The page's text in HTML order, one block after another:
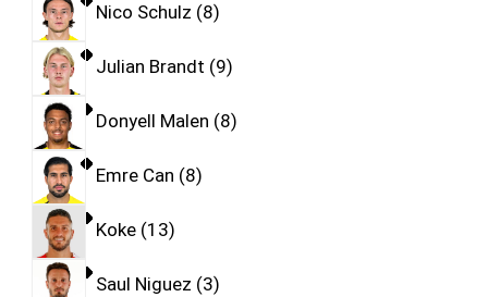
Nico Schulz 8
Julian Brandt 9
Donyell Malen 8
Emre Can 8
Koke 13
Saul Niguez 3